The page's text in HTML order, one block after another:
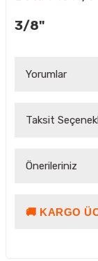
3/8"
Yorumlar
Taksit
Önerileriniz
Bu ürünün fiyat
🚚 KARGO